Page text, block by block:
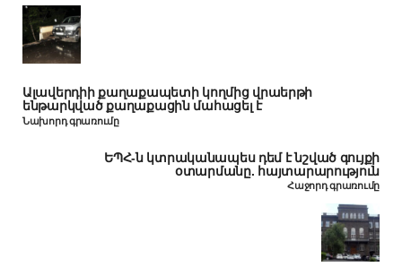
Ալավերդիի քաղաքապետի կողմից վրաերթի
ենթարկված քաղաքացին մահացել է
Նախորդ գրառումը
ԵՊՀ-ն կտրականապես դեմ է նշված գույքի
օտարմանը. հայտարարություն
Հաջորդ գրառումը